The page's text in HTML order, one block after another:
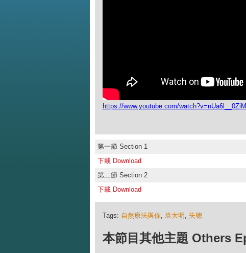
https://www.youtube.com/
第一節 Section 1
下載 Download
第二節 Section 2
下載 Download
Tags: 自然療法與你, 袁大明 , 失聰
本節目其他主題 Others